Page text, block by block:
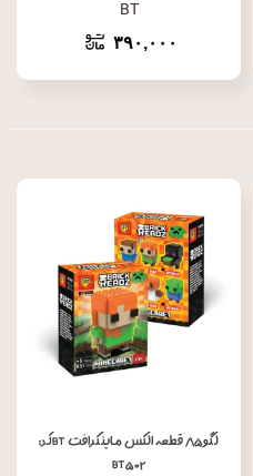
BT
۳۹۰,۰۰۰
لگو ۸۵ قطعه الکس ماینکرافت BT کد:
BT۵۰۲